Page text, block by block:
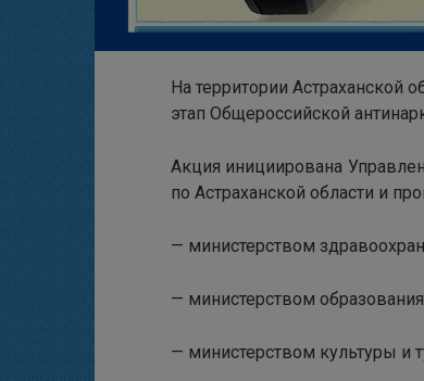
На территории Астраханской
этап Общероссийской
Акция инициирована
по Астраханской области и
— министерством
— министерством
— министерством культуры и